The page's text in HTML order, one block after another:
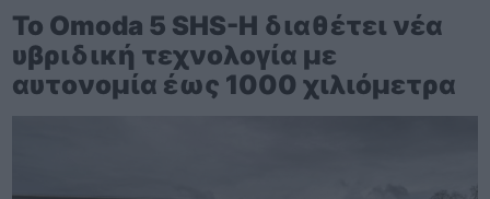
Το Omoda 5 SHS-H διαθέτει νέα
υβριδική τεχνολογία με
αυτονομία έως 1000 χιλιόμετρα